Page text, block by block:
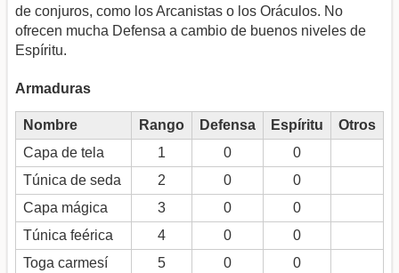
de conjuros, como los Arcanistas o los Oráculos. No
ofrecen mucha Defensa a cambio de buenos niveles de
Espíritu.
Armaduras
Nombre Rango Defensa Espíritu
Otros
Capa de tela
1 0
0
Túnica de seda
2 0
0
Capa mágica
3 0
0
Túnica feérica
4 0
0
Toga carmesí
5 0
0